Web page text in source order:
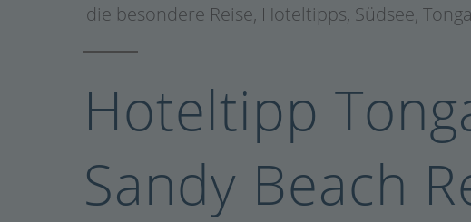
die besondere Reise, Hoteltipps, Südsee,Tonga
Hoteltipp
Sandy Beach